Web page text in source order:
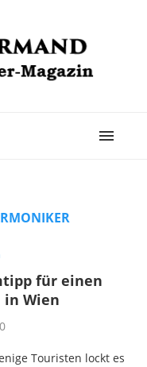
für einen
in Wien
Touristen lockt es